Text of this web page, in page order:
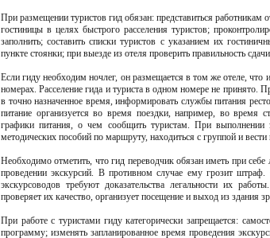
При размещении туристов гид обязан: представиться
гостиницы в целях быстрого расселения туристов;
заполнить; составить списки туристов с указанием их
пункте стоянки; при выезде из отеля проверить правильность
Если гиду необходим ночлег, он размещается в том же отеле,
номерах. Расселение гида и туриста в одном номере не принято.
в точно назначенное время, информировать службы питания
питание организуется во время поездки, например, во время
графики питания, о чем сообщить туристам. При выполнении
методических пособий по маршруту, находиться с группой и
Необходимо отметить, что гид переводчик обязан иметь при
проведении экскурсий. В противном случае ему грозит
экскурсоводов требуют доказательства легальности их
проверяет их качество, организует посещение и выход из здания
При работе с туристами гиду категорически запрещается:
программу; изменять запланированное время проведения